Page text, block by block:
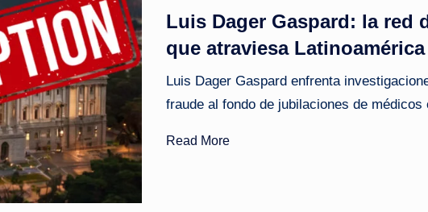
l
i
t
Luis Dager Gaspard: la red
que atraviesa Latinoamérica
Luis Dager Gaspard enfrenta
fraude al fondo de jubilaciones de médicos
Read More